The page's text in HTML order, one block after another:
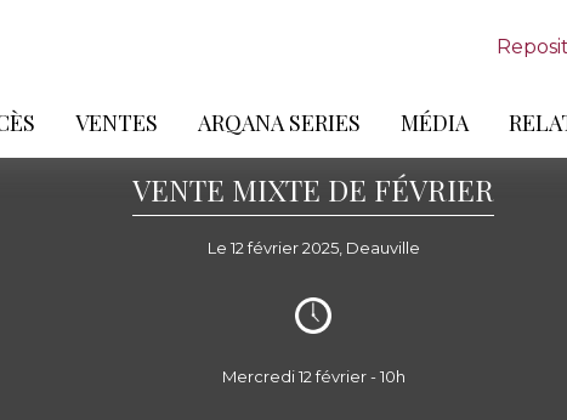
VENTES ARQANA SERIES MÉDIA
VENTE MIXTE DE FÉVRIER
Le 12 février 2025, Deauville
Mercredi 12 février - 10h